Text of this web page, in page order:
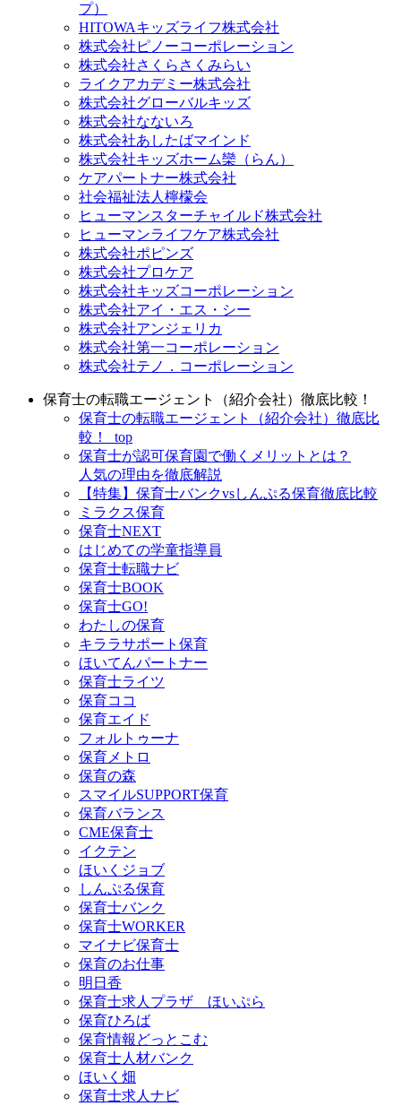
プ）
HITOWAキッズライフ株式会社
株式会社ピノーコーポレーション
株式会社さくらさくみらい
ライクアカデミー株式会社
株式会社グローバルキッズ
株式会社なないろ
株式会社あしたばマインド
株式会社キッズホーム欒（らん）
ケアパートナー株式会社
社会福祉法人檸檬会
ヒューマンスターチャイルド株式会社
ヒューマンライフケア株式会社
株式会社ポピンズ
株式会社プロケア
株式会社キッズコーポレーション
株式会社アイ・エス・シー
株式会社アンジェリカ
株式会社第一コーポレーション
株式会社テノ．コーポレーション
保育士の転職エージェント（紹介会社）徹底比較！
保育士の転職エージェント（紹介会社）徹底比
較！_top
保育士が認可保育園で働くメリットとは？
人気の理由を徹底解説
【特集】保育士バンクvsしんぷる保育徹底比較
ミラクス保育
保育⼠NEXT
はじめての学童指導員
保育士転職ナビ
保育士BOOK
保育士GO!
わたしの保育
キララサポート保育
ほいてんパートナー
保育士ライツ
保育ココ
保育エイド
フォルトゥーナ
保育メトロ
保育の森
スマイルSUPPORT保育
保育バランス
CME保育士
イクテン
ほいくジョブ
しんぷる保育
保育士バンク
保育士WORKER
マイナビ保育士
保育のお仕事
明日香
保育士求人プラザ ほいぷら
保育ひろば
保育情報どっとこむ
保育士人材バンク
ほいく畑
保育士求人ナビ